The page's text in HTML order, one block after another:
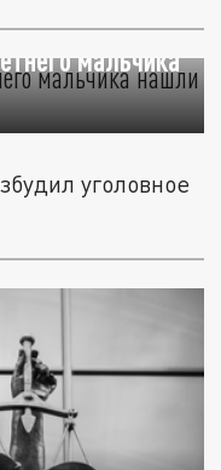
мальчика
уголовное